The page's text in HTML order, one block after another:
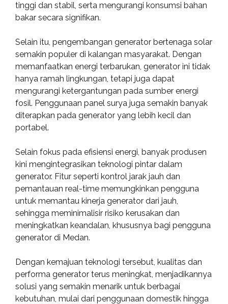
tinggi dan stabil, serta mengurangi konsumsi bahan
bakar secara signifikan.
Selain itu, pengembangan generator bertenaga solar
semakin populer di kalangan masyarakat. Dengan
memanfaatkan energi terbarukan, generator ini tidak
hanya ramah lingkungan, tetapi juga dapat
mengurangi ketergantungan pada sumber energi
fosil. Penggunaan panel surya juga semakin banyak
diterapkan pada generator yang lebih kecil dan
portabel.
Selain fokus pada efisiensi energi, banyak produsen
kini mengintegrasikan teknologi pintar dalam
generator. Fitur seperti kontrol jarak jauh dan
pemantauan real-time memungkinkan pengguna
untuk memantau kinerja generator dari jauh,
sehingga meminimalisir risiko kerusakan dan
meningkatkan keandalan, khususnya bagi pengguna
generator di Medan.
Dengan kemajuan teknologi tersebut, kualitas dan
performa generator terus meningkat, menjadikannya
solusi yang semakin menarik untuk berbagai
kebutuhan, mulai dari penggunaan domestik hingga